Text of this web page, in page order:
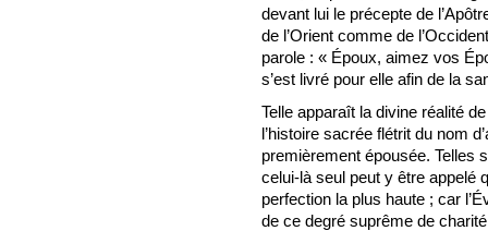
devant lui le précepte de
de l’Orient comme de
parole : « Époux, aimez vos
s’est livré pour elle afin de la
Telle apparaît la divine réalité
l’histoire sacrée flétrit du nom
premièrement épousée. Telles
celui-là seul peut y être appelé
perfection la plus haute ; car
de ce degré suprême de